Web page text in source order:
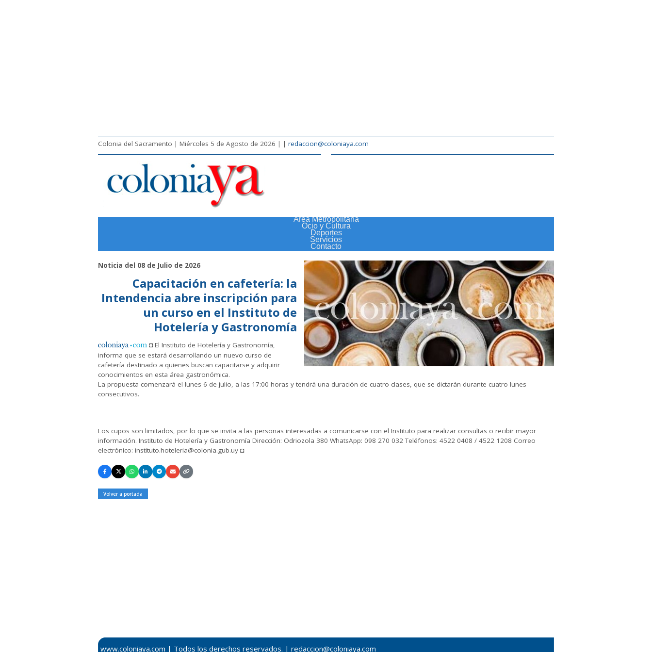
Colonia del Sacramento | Miércoles 5 de Agosto de 2026 | | redaccion@coloniaya.com
Área Metropolitana
Ocio y Cultura
Deportes
Servicios
Contacto
Noticia del 08 de Julio de 2026
Capacitación en cafetería: la
Intendencia abre inscripción para
un curso en el Instituto de
Hotelería y Gastronomía
◘ El Instituto de Hotelería y Gastronomía,
informa que se estará desarrollando un nuevo curso de
cafetería destinado a quienes buscan capacitarse y adquirir
conocimientos en esta área gastronómica.
La propuesta comenzará el lunes 6 de julio, a las 17:00 horas y tendrá una duración de cuatro clases, que se dictarán durante cuatro lunes
consecutivos.
Los cupos son limitados, por lo que se invita a las personas interesadas a comunicarse con el Instituto para realizar consultas o recibir mayor
información. Instituto de Hotelería y Gastronomía Dirección: Odriozola 380 WhatsApp: 098 270 032 Teléfonos: 4522 0408 / 4522 1208 Correo
electrónico: instituto.hoteleria@colonia.gub.uy ◘
Volver a portada
www.coloniaya.com | Todos los derechos reservados. | redaccion@coloniaya.com